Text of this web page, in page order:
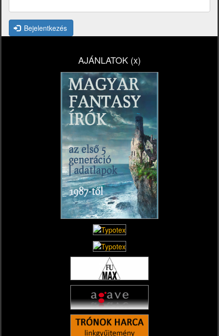
Bejelentkezés
AJÁNLATOK (x)